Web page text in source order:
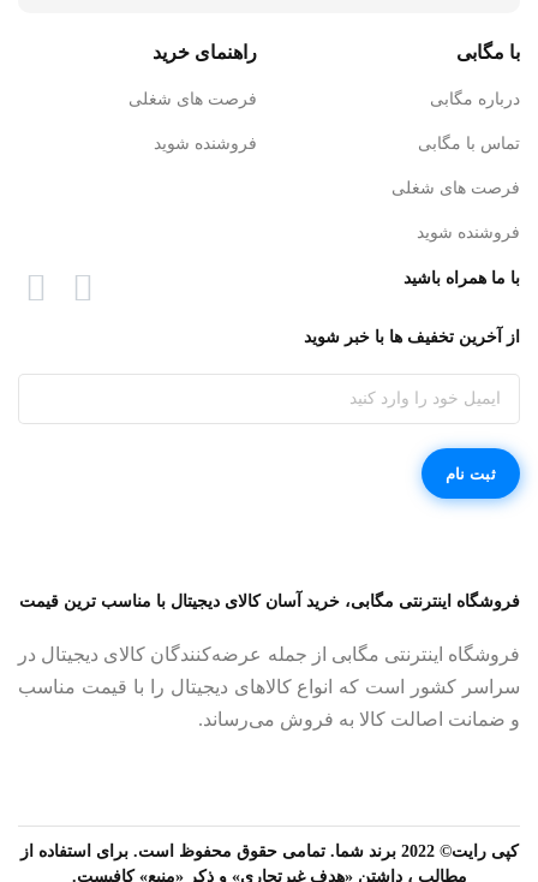
با مگابی
درباره مگابی
تماس با مگابی
فرصت های شغلی
فروشنده شوید
راهنمای خرید
فرصت های شغلی
فروشنده شوید
با ما همراه باشید
از آخرین تخفیف ها با خبر شوید
فروشگاه اینترنتی مگابی، خرید آسان کالای دیجیتال با مناسب ترین قیمت
فروشگاه اینترنتی مگابی از جمله عرضه‌کنندگان کالای دیجیتال در
سراسر کشور است که انواع کالاهای دیجیتال را با قیمت مناسب
و ضمانت اصالت کالا به فروش می‌رساند.
کپی رایت© 2022 برند شما. تمامی حقوق محفوظ است. برای استفاده از
مطالب ، داشتن «هدف غیرتجاری» و ذکر «منبع» کافیست.